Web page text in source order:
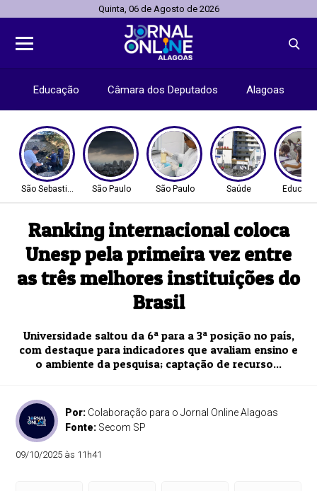
Quinta, 06 de Agosto de 2026
Educação Câmara dos Deputados Alagoas
São Sebastião - SPSão Paulo São Paulo Saúde
Ranking internacional coloca
Unesp pela primeira vez entre
as três melhores instituições do
Brasil
Universidade saltou da 6ª para a 3ª posição no país,
com destaque para indicadores que avaliam ensino e
o ambiente da pesquisa; captação de recurso...
Por: Colaboração para o Jornal Online Alagoas
Fonte: Secom SP
09/10/2025 às 11h41